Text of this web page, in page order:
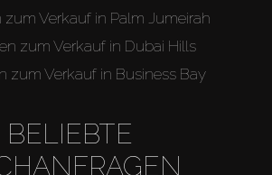
zum Verkauf in Palm Jumeirah
zum Verkauf in Dubai Hills
zum Verkauf in Business Bay
BELIEBTE